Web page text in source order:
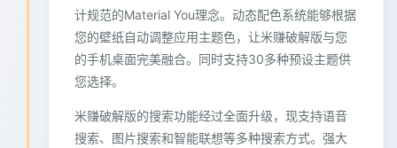
计规范的Material You理念。动态配色系统能够根据
您的壁纸自动调整应用主题色，让米赚破解版与您
的手机桌面完美融合。同时支持30多种预设主题供
您选择。
米赚破解版的搜索功能经过全面升级，现支持语音
搜索、图片搜索和智能联想等多种搜索方式。强大